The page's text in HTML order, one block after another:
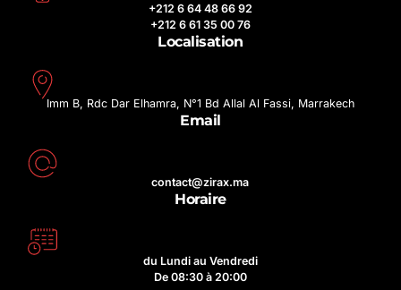
+212 6 64 48 66 92
+212 6 61 35 00 76
Localisation
Imm B, Rdc Dar Elhamra, N°1 Bd Allal Al Fassi, Marrakech
Email
contact@zirax.ma
Horaire
du Lundi au Vendredi
De 08:30 à 20:00